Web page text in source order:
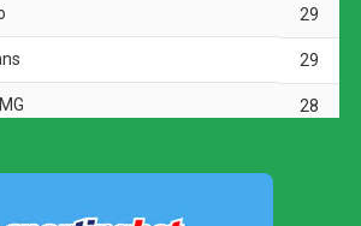
da área, obrigando Santos a fazer
preparação para jogo de volta